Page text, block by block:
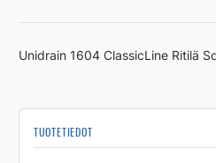
1000mm
määrä
Unidrain 1604 ClassicLine Ritilä
TUOTETIEDOT